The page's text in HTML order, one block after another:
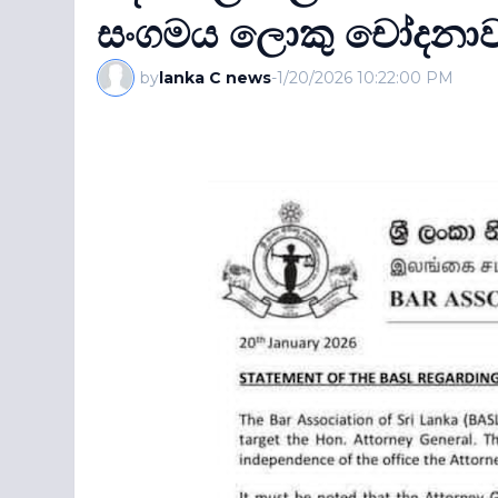
සංගමය ලොකු
bylanka C news-1/20/2026 10:22:00 PM